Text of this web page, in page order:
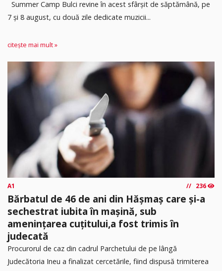
Summer Camp Bulci revine în acest sfârșit de săptămână, pe
7 și 8 august, cu două zile dedicate muzicii...
citește mai mult »
A1 236
Bărbatul de 46 de ani din Hășmaș care și-a
sechestrat iubita în mașină, sub
amenințarea cuțitului,a fost trimis în
judecată
Procurorul de caz din cadrul Parchetului de pe lângă
Judecătoria Ineu a finalizat cercetările, fiind dispusă trimiterea